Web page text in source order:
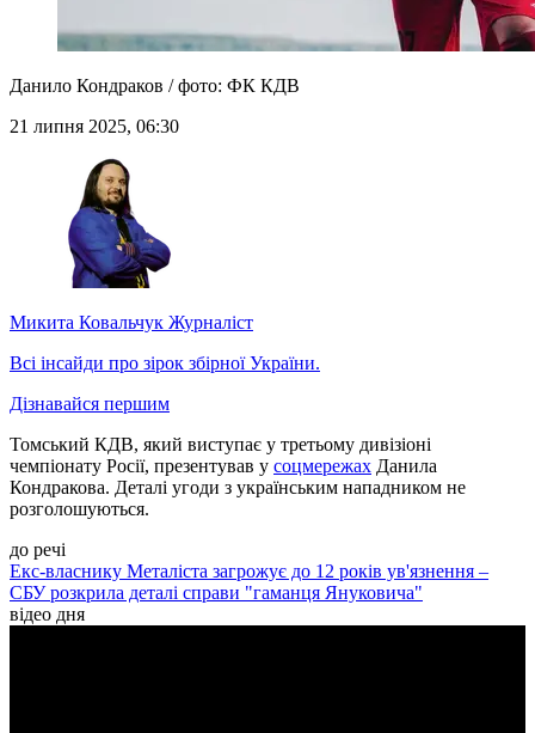
Данило Кондраков / фото: ФК КДВ
21 липня 2025, 06:30
Микита Ковальчук Журналіст
Всі інсайди про зірок збірної України.
Дізнавайся першим
Томський КДВ, який виступає у третьому дивізіоні
чемпіонату Росії, презентував у соцмережах Данила
Кондракова. Деталі угоди з українським нападником не
розголошуються.
до речі
Екс-власнику Металіста загрожує до 12 років ув'язнення –
СБУ розкрила деталі справи "гаманця Януковича"
відео дня